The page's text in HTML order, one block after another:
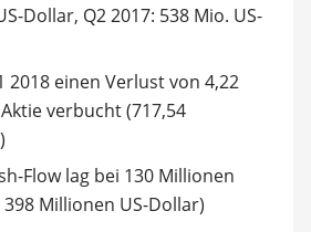
Dollar, Q2 2017: 538 Mio. US-
2018 einen Verlust von 4,22
verbucht (717,54
Flow lag bei 130 Millionen
398 Millionen US-Dollar)